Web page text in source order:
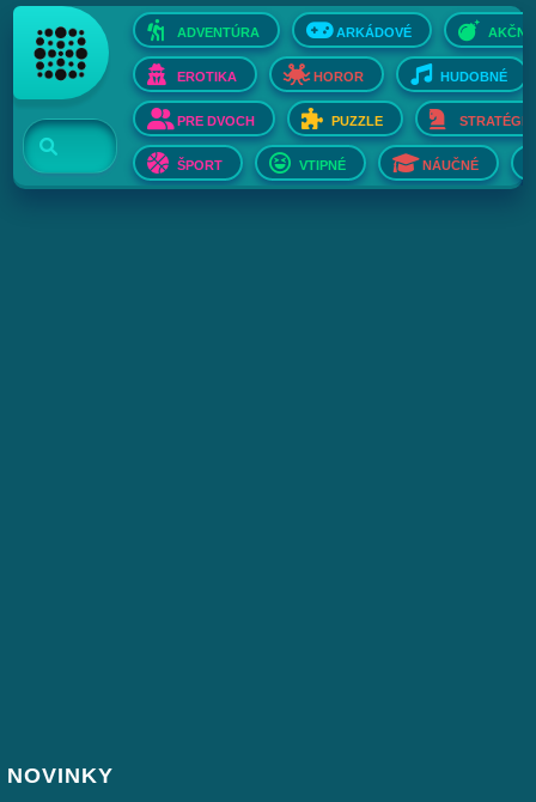
ADVENTÚRA ARKÁDOVÉ AKČNÉ
EROTIKA HOROR HUDOBNÉ
PRE DVOCH PUZZLE STRATÉGIE
ŠPORT VTIPNÉ NÁUČNÉ
NOVINKY